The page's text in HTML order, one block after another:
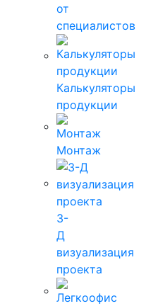
от
специалистов
Калькуляторы
продукции
Монтаж
3-
Д
визуализация
проекта